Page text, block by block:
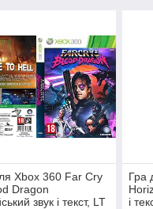
Xbox 360 Far Cry
Dragon
звук і текст, LT
Гра
і